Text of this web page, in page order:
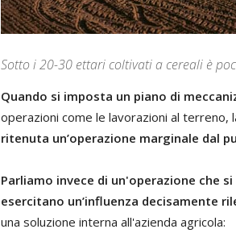
Sotto i 20-30 ettari coltivati a cereali è
Quando si imposta un piano di
operazioni come le lavorazioni al terreno,
ritenuta un’operazione marginale dal
Parliamo invece di un'operazione che
esercitano un’influenza decisamente
una soluzione interna all'azienda agricola: